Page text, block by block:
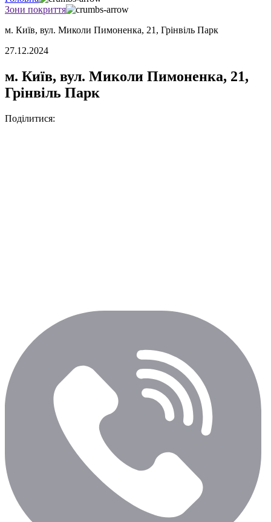
Зони покриття
м. Київ, вул. Миколи Пимоненка, 21, Грінвіль Парк
27.12.2024
м. Київ, вул. Миколи Пимоненка, 21,
Грінвіль Парк
Поділитися: